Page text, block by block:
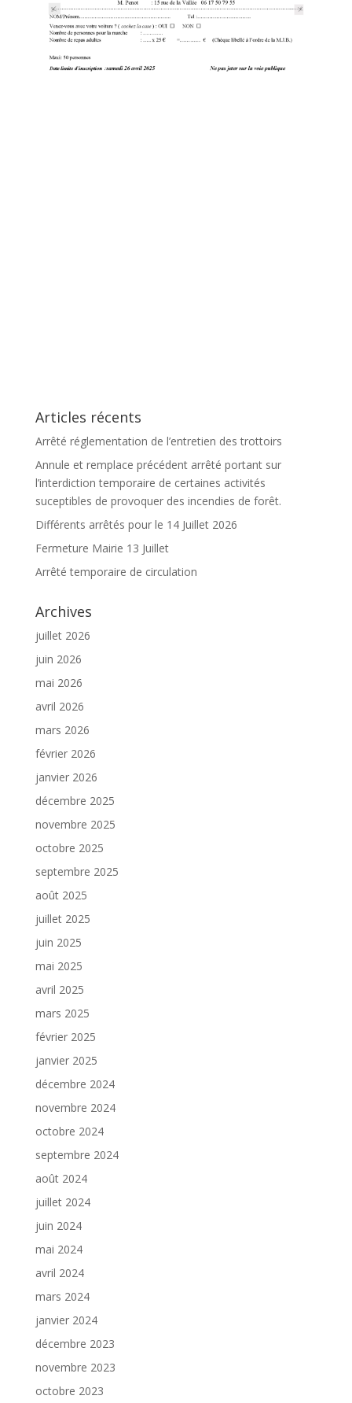
Articles récents
Arrêté réglementation de l’entretien des trottoirs
Annule et remplace précédent arrêté portant sur
l’interdiction temporaire de certaines activités
suceptibles de provoquer des incendies de forêt.
Différents arrêtés pour le 14 Juillet 2026
Fermeture Mairie 13 Juillet
Arrêté temporaire de circulation
Archives
juillet 2026
juin 2026
mai 2026
avril 2026
mars 2026
février 2026
janvier 2026
décembre 2025
novembre 2025
octobre 2025
septembre 2025
août 2025
juillet 2025
juin 2025
mai 2025
avril 2025
mars 2025
février 2025
janvier 2025
décembre 2024
novembre 2024
octobre 2024
septembre 2024
août 2024
juillet 2024
juin 2024
mai 2024
avril 2024
mars 2024
janvier 2024
décembre 2023
novembre 2023
octobre 2023